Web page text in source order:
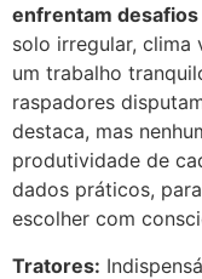
enfrentam desafios
solo irregular, clima
um trabalho
raspadores
destaca, mas
produtividade de
dados práticos,
escolher com
Tratores: